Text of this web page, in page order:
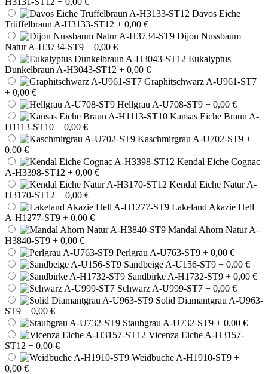
Davos Eiche
Trüffelbraun A-H3133-ST12 + 0,00 €
Dijon Nussbaum
Natur A-H3734-ST9 + 0,00 €
Eukalyptus
Dunkelbraun A-H3043-ST12 + 0,00 €
Graphitschwarz A-U961-ST7
+ 0,00 €
Hellgrau A-U708-ST9 + 0,00 €
Kansas Eiche Braun A-
H1113-ST10 + 0,00 €
Kaschmirgrau A-U702-ST9 +
0,00 €
Kendal Eiche Cognac
A-H3398-ST12 + 0,00 €
Kendal Eiche Natur A-
H3170-ST12 + 0,00 €
Lakeland Akazie Hell
A-H1277-ST9 + 0,00 €
Mandal Ahorn Natur A-
H3840-ST9 + 0,00 €
Perlgrau A-U763-ST9 + 0,00 €
Sandbeige A-U156-ST9 + 0,00 €
Sandbirke A-H1732-ST9 + 0,00 €
Schwarz A-U999-ST7 + 0,00 €
Solid Diamantgrau A-U963-
ST9 + 0,00 €
Staubgrau A-U732-ST9 + 0,00 €
Vicenza Eiche A-H3157-
ST12 + 0,00 €
Weidbuche A-H1910-ST9 +
0,00 €